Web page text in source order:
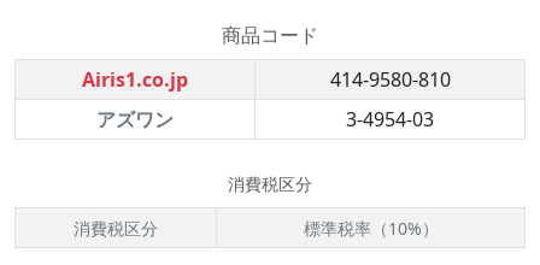
商品コード
Airis1.co.jp
414-9580-810
アズワン
3-4954-03
消費税区分
消費税区分
標準税率（10%）